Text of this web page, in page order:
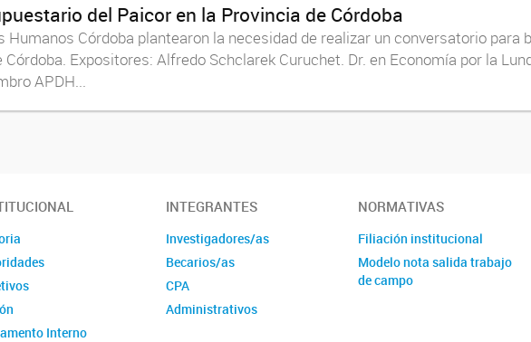
del Paicor en la Provincia de Córdoba
Córdoba plantearon la necesidad de realizar un conversatorio para
Expositores: Alfredo Schclarek Curuchet. Dr. en Economía por la
APDH...
Interno
INTEGRANTES
Investigadores/as
Becarios/as
CPA
Administrativos
NORMATIVAS
Filiación institucional
Modelo nota salida trabajo
de campo